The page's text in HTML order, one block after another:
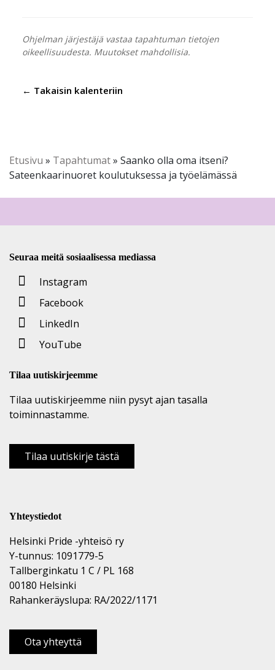
Ohjelman järjestäjä vastaa tapahtuman tietojen
oikeellisuudesta. Muutokset mahdollisia.
← Takaisin kalenteriin
Etusivu » Tapahtumat» Saanko olla oma itseni?
Sateenkaarinuoret koulutuksessa ja työelämässä
Seuraa meitä sosiaalisessa mediassa
Instagram
Facebook
LinkedIn
YouTube
Tilaa uutiskirjeemme
Tilaa uutiskirjeemme niin pysyt ajan tasalla
toiminnastamme.
Tilaa uutiskirje tästä
Yhteystiedot
Helsinki Pride -yhteisö ry
Y-tunnus: 1091779-5
Tallberginkatu 1 C / PL 168
00180 Helsinki
Rahankeräyslupa: RA/2022/1171
Ota yhteyttä